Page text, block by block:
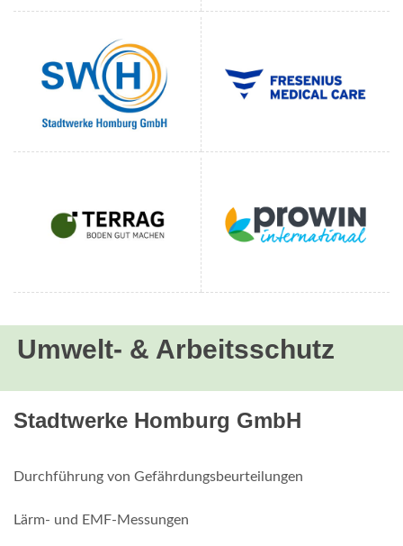
Umwelt- & Arbeitsschutz
Stadtwerke Homburg GmbH
Durchführung von Gefährdungsbeurteilungen
Lärm- und EMF-Messungen